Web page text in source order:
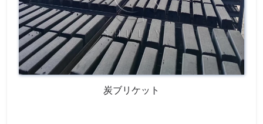
炭ブリケット